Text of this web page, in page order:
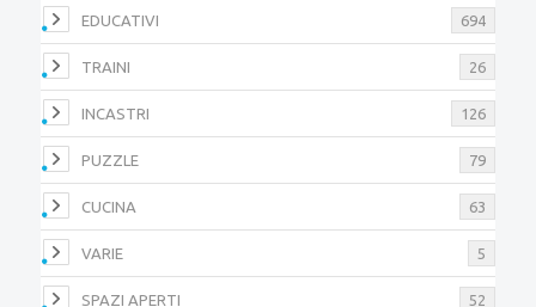
EDUCATIVI 694
TRAINI 26
INCASTRI 126
PUZZLE 79
CUCINA 63
VARIE 5
SPAZI APERTI 52